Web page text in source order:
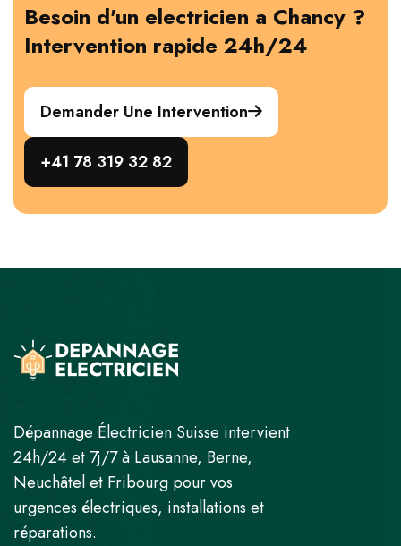
Besoin d'un electricien a Chancy ?
Intervention rapide 24h/24
Demander Une Intervention
+41 78 319 32 82
Dépannage Électricien Suisse intervient
24h/24 et 7j/7 à Lausanne, Berne,
Neuchâtel et Fribourg pour vos
urgences électriques, installations et
réparations.